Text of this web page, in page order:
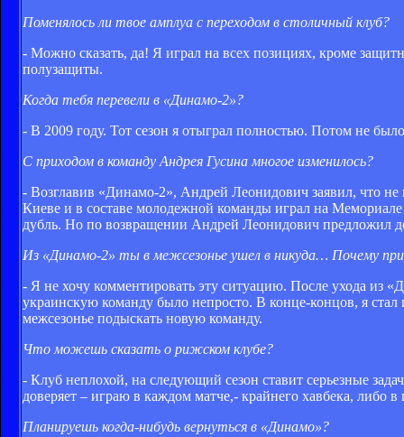
Поменялось ли твое амплуа с переходом в столичный клуб?
- Можно сказать, да! Я играл на всех позициях, кроме
полузащиты.
Когда тебя перевели в «Динамо-2»?
- В 2009 году. Тот сезон я отыграл полностью. Потом не
С приходом в команду Андрея Гусина многое изменилось?
- Возглавив «Динамо-2», Андрей Леонидович заявил, что
Киеве и в составе молодежной команды играл на
дубль. Но по возвращении Андрей Леонидович предложил
Из «Динамо-2» ты в межсезонье ушел в никуда… Почему
- Я не хочу комментировать эту ситуацию. После ухода из
украинскую команду было непросто. В конце-концов, я
межсезонье подыскать новую команду.
Что можешь сказать о рижском клубе?
- Клуб неплохой, на следующий сезон ставит серьезные
доверяет – играю в каждом матче,- крайнего хавбека, либо в
Планируешь когда-нибудь вернуться в «Динамо»?